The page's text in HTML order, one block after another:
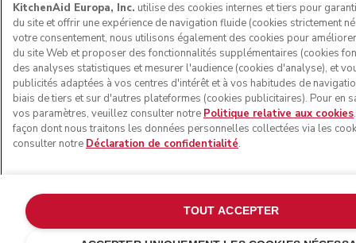
KitchenAid Europa, Inc. utilise des cookies internes et tiers pour
du site et offrir une expérience de navigation fluide (cookies strictement
votre consentement, nous utilisons également des cookies pour
du site Web et proposer des fonctionnalités supplémentaires (cookies
des analyses statistiques et mesurer l'audience (cookies d'analyse), et
publicités adaptées à vos centres d'intérêt et à vos habitudes de
biais de tiers et sur d'autres plateformes (cookies publicitaires). Pour en
vos paramètres, veuillez consulter notre Politique relative aux cookies
façon dont nous traitons les données personnelles collectées via les
consulter notre Déclaration de confidentialité.
TOUT ACCEPTER